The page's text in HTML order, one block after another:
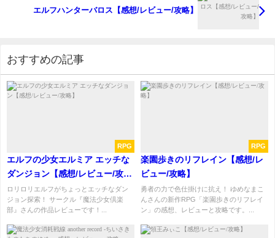
エルフハンターバロス【感想/レビュー/攻略】
おすすめの記事
RPG
エルフの少女エルミア エッチな
ダンジョン【感想/レビュー/攻
略】
ロリロリエルフがちょっとエッチなダン
ジョン探索！ サークル『魔法少女倶楽
部』さんの作品レビューです！...
RPG
楽園歩きのリフレイン【感想/レ
ビュー/攻略】
勇者の力で色仕掛けに抗え！ ゆめなまこ
んさんの新作RPG「楽園歩きのリフレイ
ン」の感想、レビューと攻略です。...